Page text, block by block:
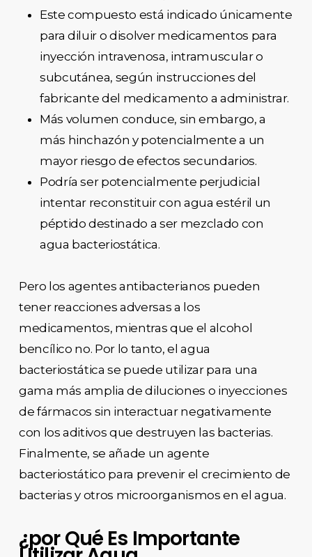
Este compuesto está indicado únicamente
para diluir o disolver medicamentos para
inyección intravenosa, intramuscular o
subcutánea, según instrucciones del
fabricante del medicamento a administrar.
Más volumen conduce, sin embargo, a
más hinchazón y potencialmente a un
mayor riesgo de efectos secundarios.
Podría ser potencialmente perjudicial
intentar reconstituir con agua estéril un
péptido destinado a ser mezclado con
agua bacteriostática.
Pero los agentes antibacterianos pueden
tener reacciones adversas a los
medicamentos, mientras que el alcohol
bencílico no. Por lo tanto, el agua
bacteriostática se puede utilizar para una
gama más amplia de diluciones o inyecciones
de fármacos sin interactuar negativamente
con los aditivos que destruyen las bacterias.
Finalmente, se añade un agente
bacteriostático para prevenir el crecimiento de
bacterias y otros microorganismos en el agua.
¿por Qué Es Importante